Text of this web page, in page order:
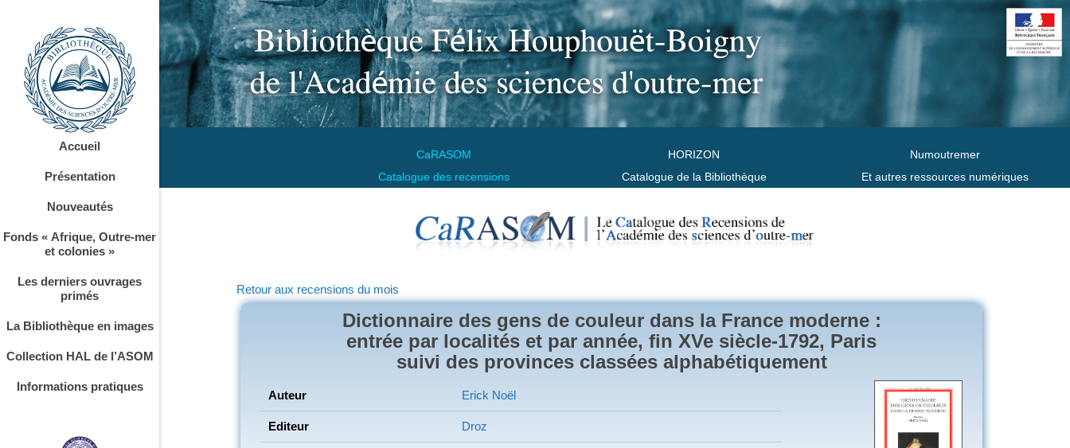
CaRASOM
Catalogue des recensions
HORIZON
Catalogue de la Bibliothèque
Numoutremer
Et autres ressources numériques
Accueil
Présentation
Nouveautés
Fonds « Afrique, Outre-mer
et colonies »
Les derniers ouvrages
primés
La Bibliothèque en images
Collection HAL de l’ASOM
Informations pratiques
Retour aux recensions du mois
Dictionnaire des gens de couleur dans la France moderne :
entrée par localités et par année, fin XVe siècle-1792, Paris
suivi des provinces classées alphabétiquement
Auteur Erick Noël
Editeur Droz